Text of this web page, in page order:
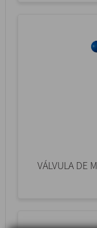
VÁLVULA DE